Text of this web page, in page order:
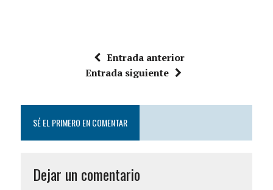
Entrada anterior
Entrada siguiente
SÉ EL PRIMERO EN COMENTAR
Dejar un comentario